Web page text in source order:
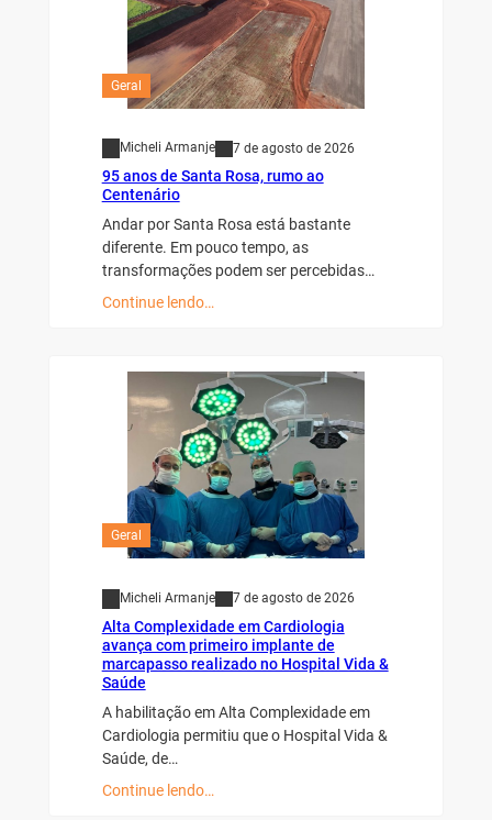
Geral
Micheli Armanje 7 de agosto de 2026
95 anos de Santa Rosa, rumo ao
Centenário
Andar por Santa Rosa está bastante
diferente. Em pouco tempo, as
transformações podem ser percebidas…
Continue lendo…
Geral
Micheli Armanje 7 de agosto de 2026
Alta Complexidade em Cardiologia
avança com primeiro implante de
marcapasso realizado no Hospital Vida &
Saúde
A habilitação em Alta Complexidade em
Cardiologia permitiu que o Hospital Vida &
Saúde, de…
Continue lendo…